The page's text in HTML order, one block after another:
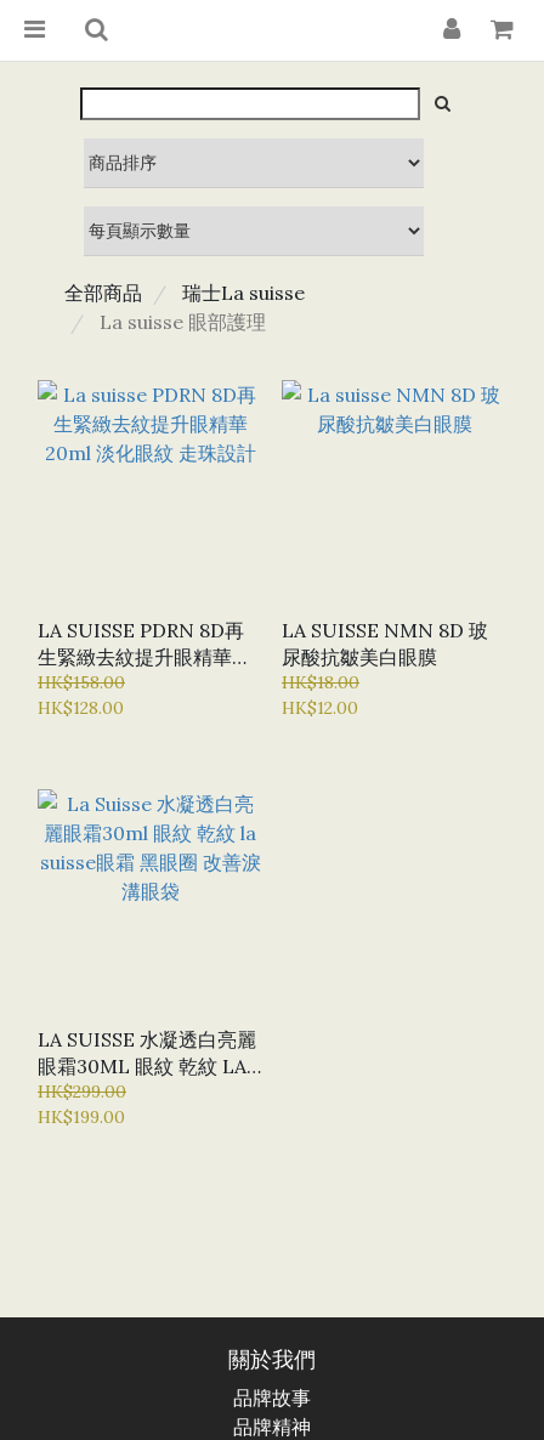
全部商品
瑞士La suisse
La suisse 眼部護理
LA SUISSE PDRN 8D再
生緊緻去紋提升眼精華
20ML 淡化眼紋 走珠設計
HK$158.00
HK$128.00
LA SUISSE NMN 8D 玻
尿酸抗皺美白眼膜
HK$18.00
HK$12.00
LA SUISSE 水凝透白亮麗
眼霜30ML 眼紋 乾紋 LA
SUISSE眼霜 黑眼圈 改善
淚溝眼袋
HK$299.00
HK$199.00
關於我們
品牌故事
品牌精神